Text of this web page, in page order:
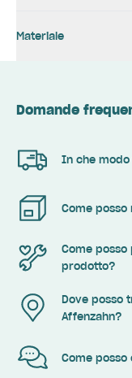
Materiale
Domande
In che modo
Come
Come
prodotto?
Dove posso
Affenzahn?
Come